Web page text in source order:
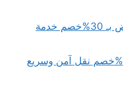
شراء مكيفات مستعمله بالرياض بـ 30%خصم خدمة
تريلا نقل عفش بالرياض بـ 25%خصم نقل آمن وسريع